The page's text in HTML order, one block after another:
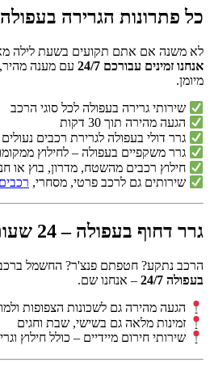
כל פתרונות הגרירה
לא משנה אם אתם תקועים בשעת לילה
אנחנו זמינים עבורכם 24/7
עם מענה
מיומן.
שירותי גרירה בעפולה לכל סוגי הרכב
הגעה מהירה תוך 30 דקות
גרר דולי בעפולה לגרירת רכבים
גרר משקפיים בעפולה – לחילוץ
חילוץ רכבים מהשטח, מדרון, בוץ או
שירותים גם לרכב פרטי, מסחרי,
גרר דחוף בעפולה – 24 שעות ביממה
הרכב נתקע? חטפתם פנצ'ר? החשמל
בעפולה 24/7
– אנחנו שם.
הגעה מהירה גם לשכונות הצפופות
זמינות מלאה גם בשישי, שבת וחגים
שירותי חירום מיידיים – כולל חילוץ